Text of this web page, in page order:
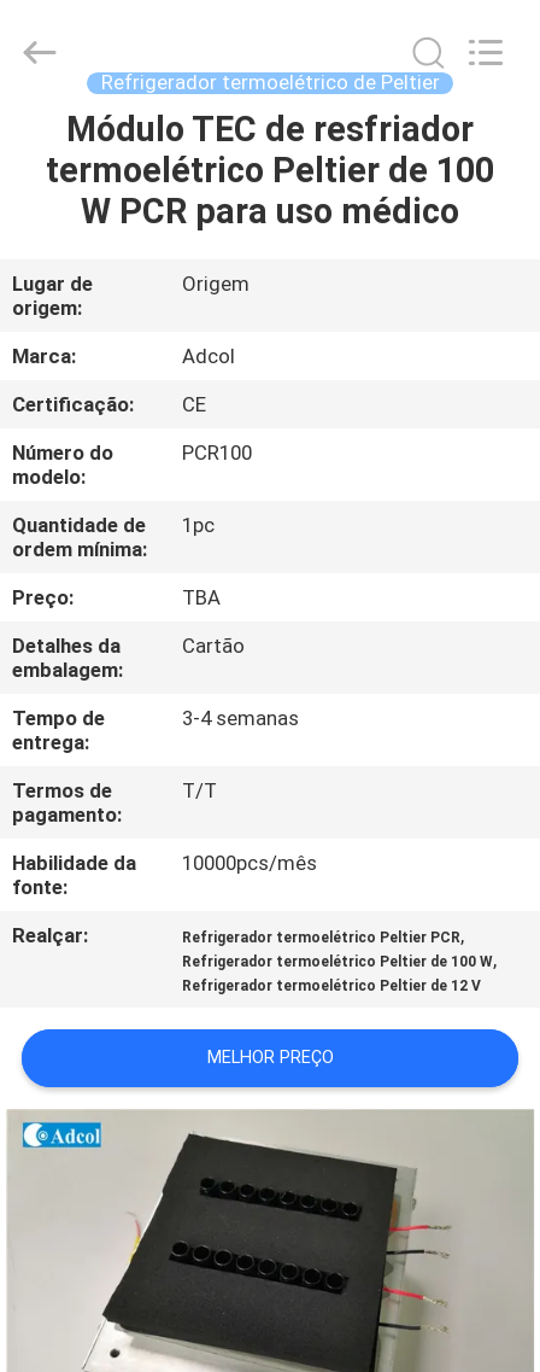
CASA
PRODUTOS
VÍDEOS
SOBRE
NÓS
EXCURSÃO
DA
FÁBRICA
CONTROLE
DA
QUALIDADE
CONTATO
E.U.
MAPA
DO
SITE
PRIVACY
(Guangzhou)
Refrigerador termoelétrico de Peltier
Módulo TEC de resfriador
termoelétrico Peltier de 100
W PCR para uso médico
Lugar de
origem:
Origem
Marca:
Adcol
Certificação:
CE
Número do
modelo:
PCR100
Quantidade de
ordem mínima:
1pc
Preço:
TBA
Detalhes da
embalagem:
Cartão
Tempo de
entrega:
3-4 semanas
Termos de
pagamento:
T/T
Habilidade da
fonte:
10000pcs/mês
Realçar: Refrigerador termoelétrico Peltier PCR,
Refrigerador termoelétrico Peltier de 100 W,
Refrigerador termoelétrico Peltier de 12 V
MELHOR PREÇO